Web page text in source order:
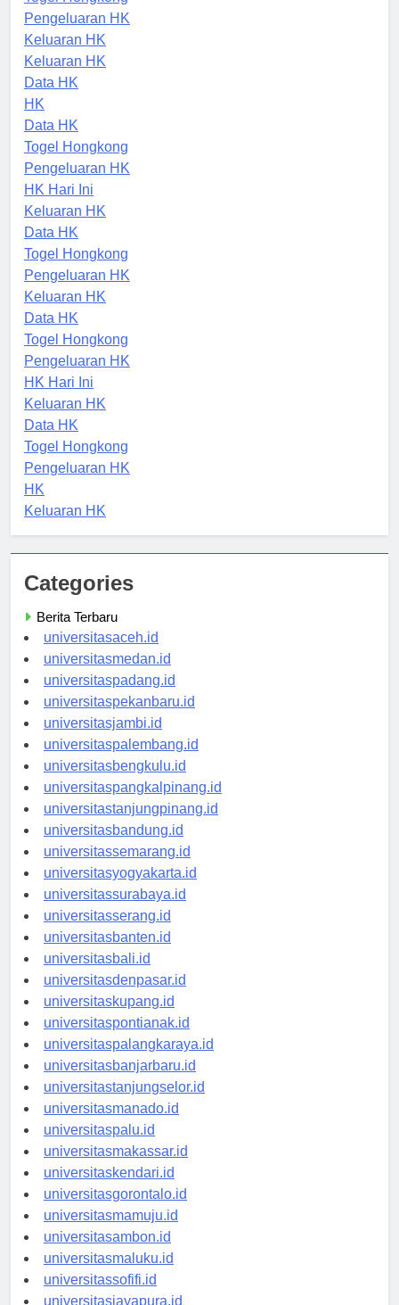
Togel Hongkong
Pengeluaran HK
Keluaran HK
Keluaran HK
Data HK
HK
Data HK
Togel Hongkong
Pengeluaran HK
HK Hari Ini
Keluaran HK
Data HK
Togel Hongkong
Pengeluaran HK
Keluaran HK
Data HK
Togel Hongkong
Pengeluaran HK
HK Hari Ini
Keluaran HK
Data HK
Togel Hongkong
Pengeluaran HK
HK
Categories
Berita Terbaru
universitasaceh.id
universitasmedan.id
universitaspadang.id
universitaspekanbaru.id
universitasjambi.id
universitaspalembang.id
universitasbengkulu.id
universitaspangkalpinang.id
universitastanjungpinang.id
universitasbandung.id
universitassemarang.id
universitasyogyakarta.id
universitassurabaya.id
universitasserang.id
universitasbanten.id
universitasbali.id
universitasdenpasar.id
universitaskupang.id
universitaspontianak.id
universitaspalangkaraya.id
universitasbanjarbaru.id
universitastanjungselor.id
universitasmanado.id
universitaspalu.id
universitasmakassar.id
universitaskendari.id
universitasgorontalo.id
universitasmamuju.id
universitasambon.id
universitasmaluku.id
universitassofifi.id